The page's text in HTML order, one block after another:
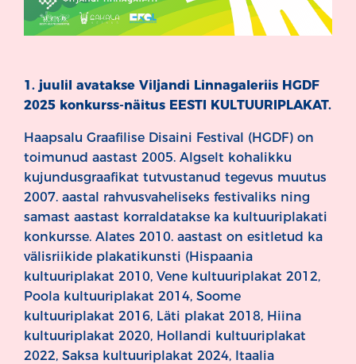
1. juulil avatakse Viljandi Linnagaleriis HGDF
2025 konkurss-näitus EESTI KULTUURIPLAKAT.
Haapsalu Graafilise Disaini Festival (HGDF) on
toimunud aastast 2005. Algselt kohalikku
kujundusgraafikat tutvustanud tegevus muutus
2007. aastal rahvusvaheliseks festivaliks ning
samast aastast korraldatakse ka kultuuriplakati
konkursse. Alates 2010. aastast on esitletud ka
välisriikide plakatikunsti (Hispaania
kultuuriplakat 2010, Vene kultuuriplakat 2012,
Poola kultuuriplakat 2014, Soome
kultuuriplakat 2016, Läti plakat 2018, Hiina
kultuuriplakat 2020, Hollandi kultuuriplakat
2022, Saksa kultuuriplakat 2024, Itaalia